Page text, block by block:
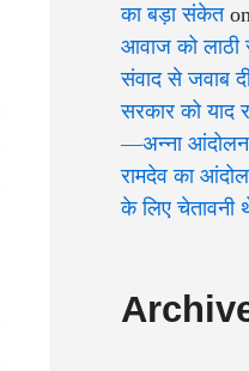
का बड़ा संकेत
आवाज को लाठी
संवाद से जवाब
सरकार को याद
—अन्ना आंदोलन
रामदेव का
के लिए चेतावनी